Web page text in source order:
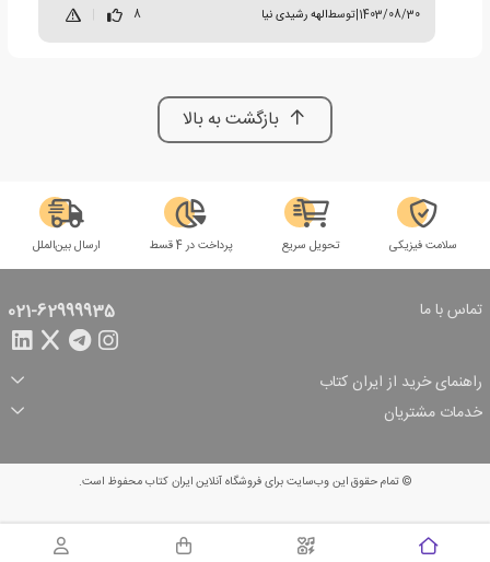
1403/08/30
|توسطالهه رشیدی نیا 8
بازگشت به بالا
سلامت فیزیکی تحویل سریع پرداخت در 4 قسط ارسال بین‌الملل
تماس با ما 021-62999935
راهنمای خرید از ایران کتاب
ثبت سفارش
شرایط ارسال سفارش
شیوه پرداخت
تخفیف‌های خرید
خدمات مشتریان
© تمام حقوق این وب‌سایت برای فروشگاه آنلاین ایران کتاب محفوظ است.
سبد خرید